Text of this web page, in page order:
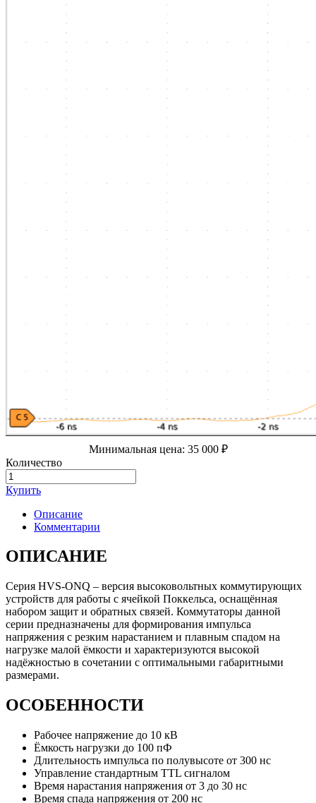
Минимальная цена: 35 000 ₽
Количество
Купить
Описание
Комментарии
ОПИСАНИЕ
Серия HVS-ONQ – версия высоковольтных коммутирующих
устройств для работы с ячейкой Поккельса, оснащённая
набором защит и обратных связей. Коммутаторы данной
серии предназначены для формирования импульса
напряжения с резким нарастанием и плавным спадом на
нагрузке малой ёмкости и характеризуются высокой
надёжностью в сочетании с оптимальными габаритными
размерами.
ОСОБЕННОСТИ
Рабочее напряжение до 10 кВ
Ёмкость нагрузки до 100 пФ
Длительность импульса по полувысоте от 300 нс
Управление стандартным TTL сигналом
Время нарастания напряжения от 3 до 30 нс
Время спада напряжения от 200 нс